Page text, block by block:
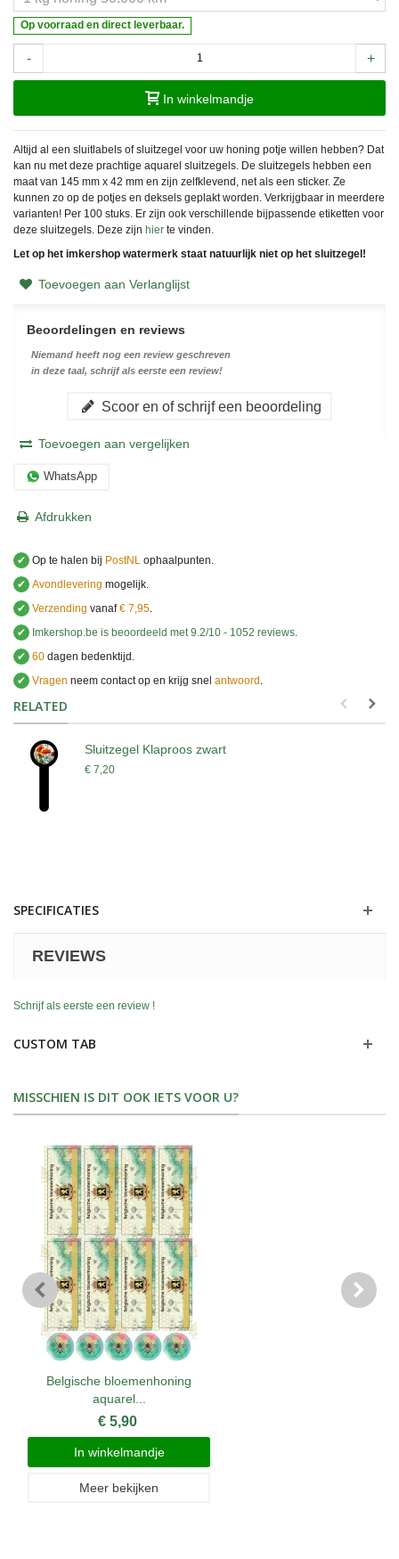
Op voorraad en direct leverbaar.
- +
In winkelmandje
Altijd al een sluitlabels of sluitzegel voor uw honing potje willen hebben? Dat
kan nu met deze prachtige aquarel sluitzegels. De sluitzegels hebben een
maat van 145 mm x 42 mm en zijn zelfklevend, net als een sticker. Ze
kunnen zo op de potjes en deksels geplakt worden. Verkrijgbaar in meerdere
varianten! Per 100 stuks. Er zijn ook verschillende bijpassende etiketten voor
deze sluitzegels. Deze zijn hier te vinden.
Let op het imkershop watermerk staat natuurlijk niet op het sluitzegel!
Toevoegen aan Verlanglijst
Beoordelingen en reviews
Niemand heeft nog een review geschreven
in deze taal, schrijf als eerste een review!
Scoor en of schrijf een beoordeling
Toevoegen aan vergelijken
WhatsApp
Afdrukken
✔ Op te halen bij PostNL ophaalpunten.
✔ Avondlevering mogelijk.
✔ Verzending vanaf€ 7,95
✔
Imkershop.be is beoordeeld met 9.2/10 - 1052 reviews
✔ 60 dagen bedenktijd.
✔ Vragen neem contact op en krijg snel antwoord
RELATED
Sluitzegel Klaproos zwart
€ 7,20
SPECIFICATIES
REVIEWS
Schrijf als eerste een review !
CUSTOM TAB
MISSCHIEN IS DIT OOK IETS VOOR U?
Belgische bloemenhoning
aquarel...
€ 5,90
In winkelmandje
Meer bekijken